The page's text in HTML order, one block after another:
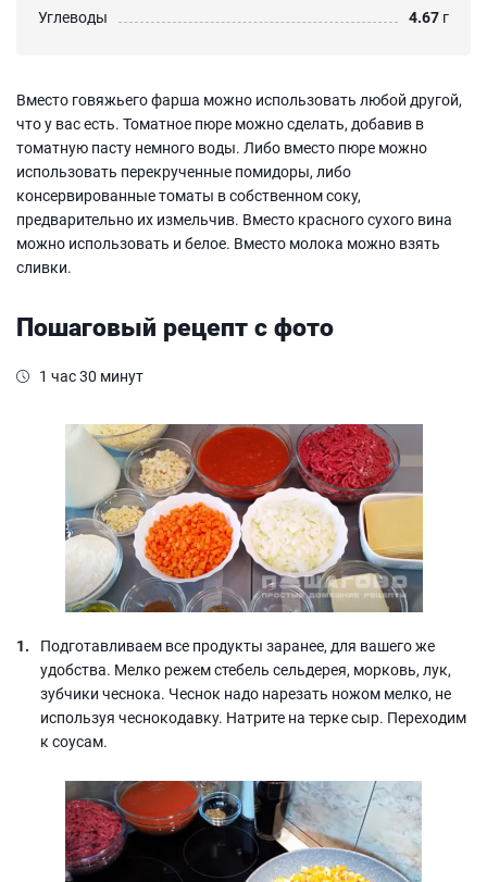
Углеводы
4.67 г
Вместо говяжьего фарша можно использовать любой другой,
что у вас есть. Томатное пюре можно сделать, добавив в
томатную пасту немного воды. Либо вместо пюре можно
использовать перекрученные помидоры, либо
консервированные томаты в собственном соку,
предварительно их измельчив. Вместо красного сухого вина
можно использовать и белое. Вместо молока можно взять
сливки.
Пошаговый рецепт с фото
1 час 30 минут
Подготавливаем все продукты заранее, для вашего же
удобства. Мелко режем стебель сельдерея, морковь, лук,
зубчики чеснока. Чеснок надо нарезать ножом мелко, не
используя чеснокодавку. Натрите на терке сыр. Переходим
к соусам.